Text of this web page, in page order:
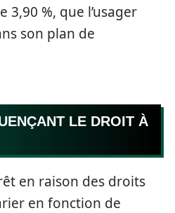
3,90 %, que l’usager
son plan de
LE DROIT À
en raison des droits
en fonction de